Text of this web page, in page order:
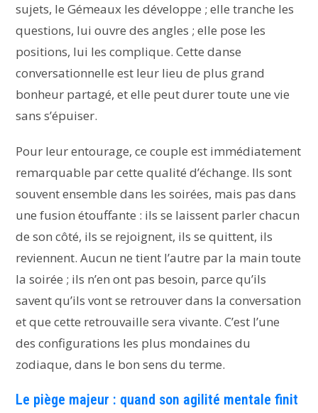
sujets, le Gémeaux les développe ; elle tranche les
questions, lui ouvre des angles ; elle pose les
positions, lui les complique. Cette danse
conversationnelle est leur lieu de plus grand
bonheur partagé, et elle peut durer toute une vie
sans s’épuiser.
Pour leur entourage, ce couple est immédiatement
remarquable par cette qualité d’échange. Ils sont
souvent ensemble dans les soirées, mais pas dans
une fusion étouffante : ils se laissent parler chacun
de son côté, ils se rejoignent, ils se quittent, ils
reviennent. Aucun ne tient l’autre par la main toute
la soirée ; ils n’en ont pas besoin, parce qu’ils
savent qu’ils vont se retrouver dans la conversation
et que cette retrouvaille sera vivante. C’est l’une
des configurations les plus mondaines du
zodiaque, dans le bon sens du terme.
Le piège majeur : quand son agilité mentale finit